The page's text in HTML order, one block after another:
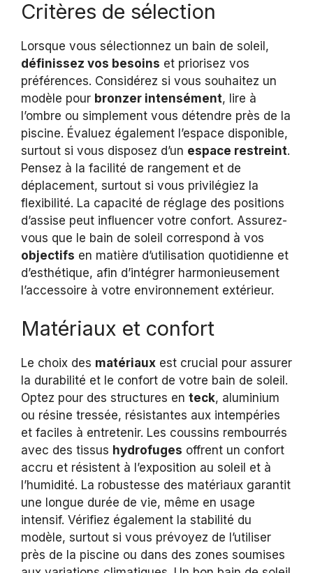
Critères de sélection
Lorsque vous sélectionnez un bain de soleil,
définissez vos besoins et priorisez vos
préférences. Considérez si vous souhaitez un
modèle pour bronzer intensément, lire à
l’ombre ou simplement vous détendre près de la
piscine. Évaluez également l’espace disponible,
surtout si vous disposez d’un espace restreint.
Pensez à la facilité de rangement et de
déplacement, surtout si vous privilégiez la
flexibilité. La capacité de réglage des positions
d’assise peut influencer votre confort. Assurez-
vous que le bain de soleil correspond à vos
objectifs en matière d’utilisation quotidienne et
d’esthétique, afin d’intégrer harmonieusement
l’accessoire à votre environnement extérieur.
Matériaux et confort
Le choix des matériaux est crucial pour assurer
la durabilité et le confort de votre bain de soleil.
Optez pour des structures en teck, aluminium
ou résine tressée, résistantes aux intempéries
et faciles à entretenir. Les coussins rembourrés
avec des tissus hydrofuges offrent un confort
accru et résistent à l’exposition au soleil et à
l’humidité. La robustesse des matériaux garantit
une longue durée de vie, même en usage
intensif. Vérifiez également la stabilité du
modèle, surtout si vous prévoyez de l’utiliser
près de la piscine ou dans des zones soumises